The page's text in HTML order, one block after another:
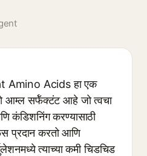
Amino Acids हा एक
आम्ल सर्फॅक्टंट आहे जो त्वचा
कंडिशनिंग करण्यासाठी
प्रदान करतो आणि
त्याच्या कमी चिडचिड